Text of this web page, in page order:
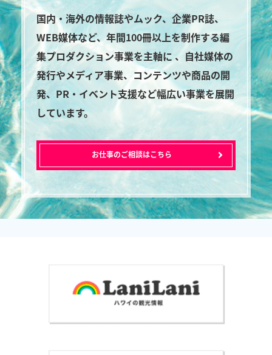
国内・海外の情報誌やムック、企業PR誌、
WEB媒体など、年間100冊以上を制作する編
集プロダクション事業を主軸に 、自社媒体の
発行やメディア事業、コンテンツや商品の開
発、PR・イベント支援など幅広い事業を展開
しています。
お仕事のご相談はこちら